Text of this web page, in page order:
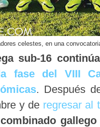
celestes, en una
sub-16
fase del VIII
. Después
y de regresar al